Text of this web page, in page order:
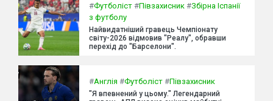
#Футболіст #Півзахисник #Збірна Іспанії
з футболу
Найвидатніший гравець Чемпіонату
світу-2026 відмовив "Реалу", обравши
перехід до "Барселони".
#Англія #Футболіст #Півзахисник
"Я впевнений у цьому." Легендарний